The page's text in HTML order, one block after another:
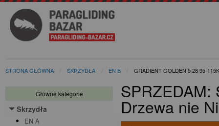
STRONA GŁÓWNA SKRZYDŁA EN B GRADIENT GOLDEN 5 28 95-
Główne kategorie
Skrzydła
Toggle menu
EN A
SPRZEDAM:
Drzewa nie